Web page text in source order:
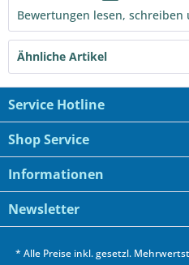
Bewertungen lesen,
Ähnliche Artikel
Service Hotline
Shop Service
Informationen
Newsletter
* Alle Preise inkl. gesetzl.